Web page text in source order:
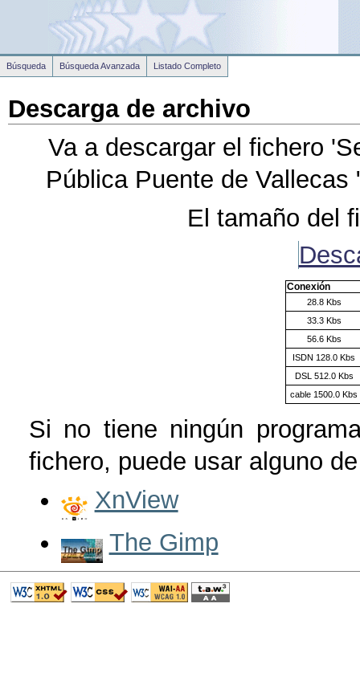
Descarga de archivo
Va a descargar el fichero
Pública Puente de Vallecas
El tamaño del
Conexión
28.8 Kbs
33.3 Kbs
56.6 Kbs
ISDN 128.0 Kbs
DSL 512.0 Kbs
cable 1500.0 Kbs
Si no tiene ningún
fichero, puede usar alguno
XnView
The Gimp
Búsqueda Búsqueda Avanzada Listado Completo